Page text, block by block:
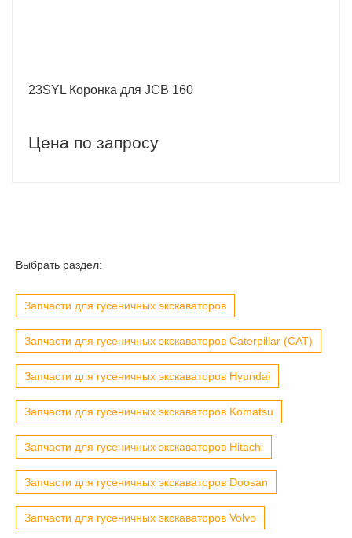
23SYL Коронка для JCB 160
Цена по запросу
Выбрать раздел:
Запчасти для гусеничных экскаваторов
Запчасти для гусеничных экскаваторов Caterpillar (CAT)
Запчасти для гусеничных экскаваторов Hyundai
Запчасти для гусеничных экскаваторов Komatsu
Запчасти для гусеничных экскаваторов Hitachi
Запчасти для гусеничных экскаваторов Doosan
Запчасти для гусеничных экскаваторов Volvo